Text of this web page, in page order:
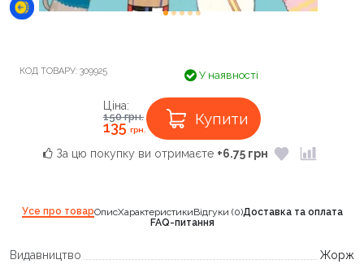
КОД ТОВАРУ: 309925 У наявності
Ціна:
150грн.
135грн.
Купити
За цю покупку ви отримаєте +6.75 грн
Усе про товарОписХарактеристикиВідгуки (0)Доставка та оплата
FAQ-питання
Видавництво
Жорж